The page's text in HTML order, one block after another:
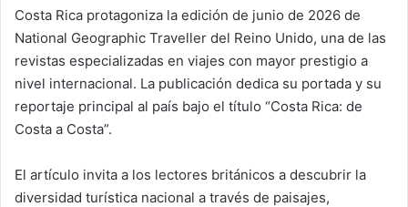
Costa Rica protagoniza la edición de junio de 2026 de
National Geographic Traveller del Reino Unido, una de las
revistas especializadas en viajes con mayor prestigio a
nivel internacional. La publicación dedica su portada y su
reportaje principal al país bajo el título “Costa Rica: de
Costa a Costa”.
El artículo invita a los lectores británicos a descubrir la
diversidad turística nacional a través de paisajes,